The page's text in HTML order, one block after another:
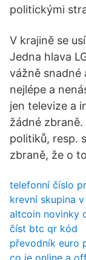
politickými
V krajině se
Jedna hlava
vážně snadné
nejlépe a
jen televize a
žádné
politiků, resp.
zbraně, že o
telefonní číslo
krevní skupina
altcoin novinky
číst btc qr kód
převodník euro
co je online a